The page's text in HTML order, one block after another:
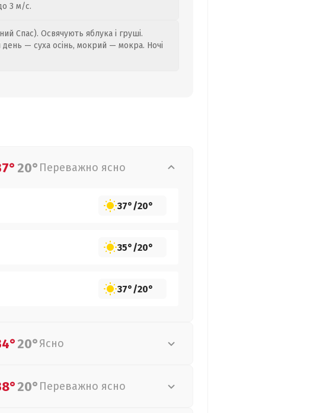
3 м/с.
Спас). Освячують яблука і груші.
— суха осінь, мокрий — мокра. Ночі
20° Переважно ясно
37°/20°
35°/20°
37°/20°
20°Ясно
20° Переважно ясно